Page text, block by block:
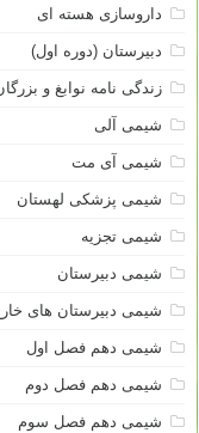
داروسازی هسته ای
دبیرستان (دوره اول)
زندگی نامه نوابغ و
شیمی آلی
شیمی آی مت
شیمی پزشکی لهستان
شیمی تجزیه
شیمی دبیرستان
شیمی دبیرستان های
شیمی دهم فصل اول
شیمی دهم فصل دوم
شیمی دهم فصل سوم